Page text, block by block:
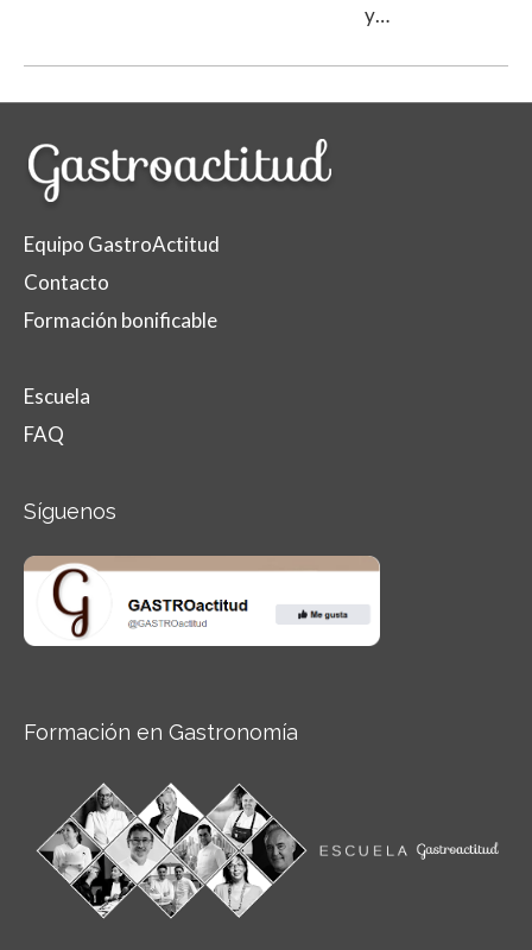
y…
Equipo GastroActitud
Contacto
Formación bonificable
Escuela
FAQ
Síguenos
Formación en Gastronomía